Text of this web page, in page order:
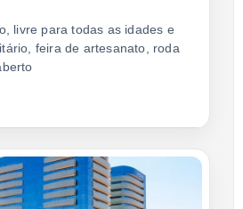
livre para todas as idades e
feira de artesanato, roda